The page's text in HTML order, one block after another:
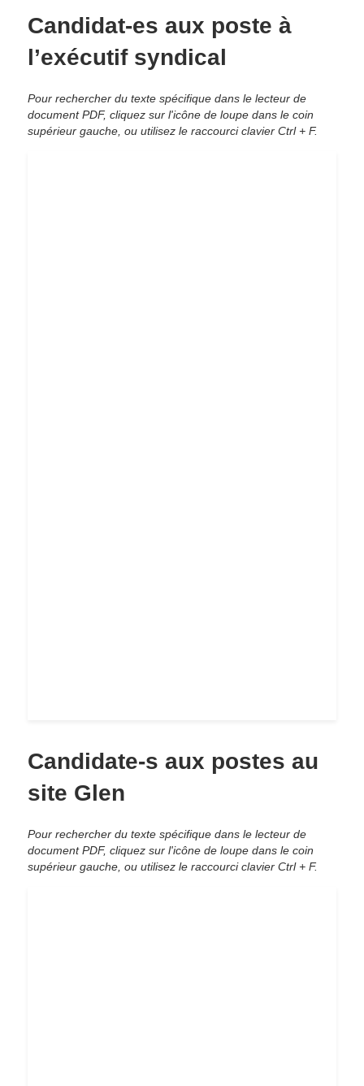
Candidat-es aux poste à
l’exécutif syndical
Candidate-s aux postes au
site Glen